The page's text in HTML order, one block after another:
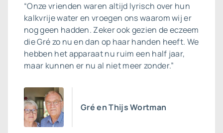
“Onze vrienden waren altijd lyrisch over hun
kalkvrije water en vroegen ons waarom wij er
nog geen hadden. Zeker ook gezien de eczeem
die Gré zo nu en dan op haar handen heeft. We
hebben het apparaat nu ruim een half jaar,
maar kunnen er nu al niet meer zonder.”
Gré en Thijs Wortman